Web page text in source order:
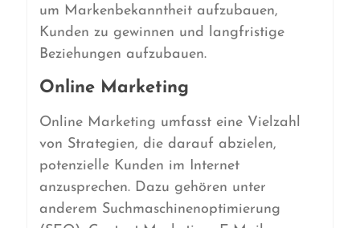
um Markenbekanntheit aufzubauen,
Kunden zu gewinnen und langfristige
Beziehungen aufzubauen.
Online Marketing
Online Marketing umfasst eine Vielzahl
von Strategien, die darauf abzielen,
potenzielle Kunden im Internet
anzusprechen. Dazu gehören unter
anderem Suchmaschinenoptimierung